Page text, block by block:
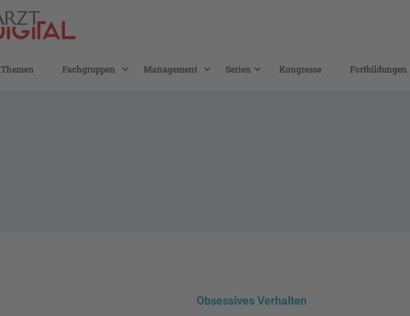
Themen Fachgruppen Management Serien Kongresse Fortbildungen
Obsessives Verhalten